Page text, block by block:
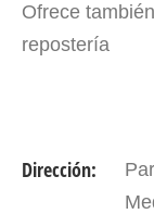
Ofrece
repostería
Dirección: